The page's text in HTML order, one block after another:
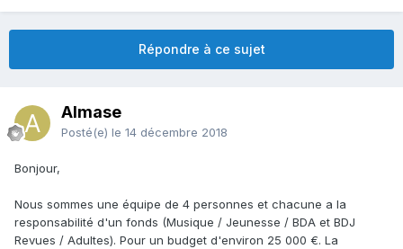
Répondre à ce sujet
Almase
Posté(e) le 14 décembre 2018
Bonjour,
Nous sommes une équipe de 4 personnes et chacune a la
responsabilité d'un fonds (Musique / Jeunesse / BDA et BDJ
Revues / Adultes). Pour un budget d'environ 25 000 €. La